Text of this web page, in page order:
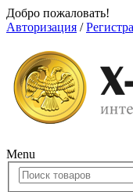
Добро пожаловать!
Авторизация /
Menu